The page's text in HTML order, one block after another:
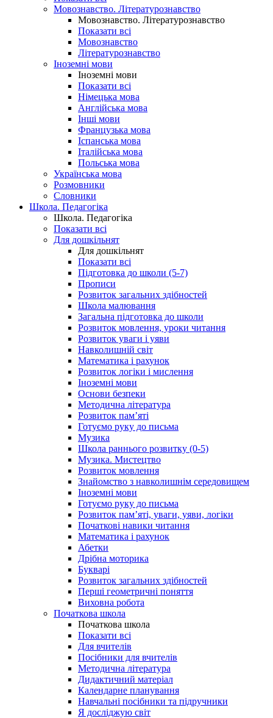
Мовознавство. Літературознавство
Мовознавство. Літературознавство
Показати всі
Мовознавство
Літературознавство
Іноземні мови
Іноземні мови
Показати всі
Німецька мова
Англійська мова
Інші мови
Французька мова
Іспанська мова
Італійська мова
Польська мова
Українська мова
Розмовники
Словники
Школа. Педагогіка
Школа. Педагогіка
Показати всі
Для дошкільнят
Для дошкільнят
Показати всі
Підготовка до школи (5-7)
Прописи
Розвиток загальних здібностей
Школа малювання
Загальна підготовка до школи
Розвиток мовлення, уроки читання
Розвиток уваги і уяви
Навколишній світ
Математика і рахунок
Розвиток логіки і мислення
Іноземні мови
Основи безпеки
Методична література
Розвиток пам’яті
Готуємо руку до письма
Музика
Школа раннього розвитку (0-5)
Музика. Мистецтво
Розвиток мовлення
Знайомство з навколишнім середовищем
Іноземні мови
Готуємо руку до письма
Розвиток пам’яті, уваги, уяви, логіки
Початкові навики читання
Математика і рахунок
Абетки
Дрібна моторика
Букварі
Розвиток загальних здібностей
Перші геометричні поняття
Виховна робота
Початкова школа
Початкова школа
Показати всі
Для вчителів
Посібники для вчителів
Методична література
Дидактичний матеріал
Календарне планування
Навчальні посібники та підручники
Я досліджую світ